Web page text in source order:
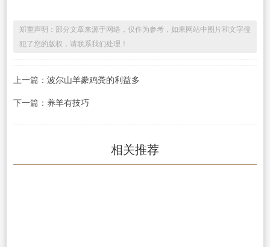
郑重声明：部分文章来源于网络，仅作为参考，如果网站中图片和文字侵
犯了您的版权，请联系我们处理！
上一篇： 波尔山羊豢鸡粪的利益多
下一篇： 养羊有技巧
相关推荐